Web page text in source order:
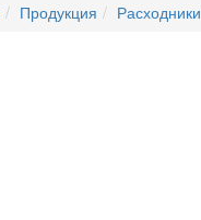
Продукция Расходники